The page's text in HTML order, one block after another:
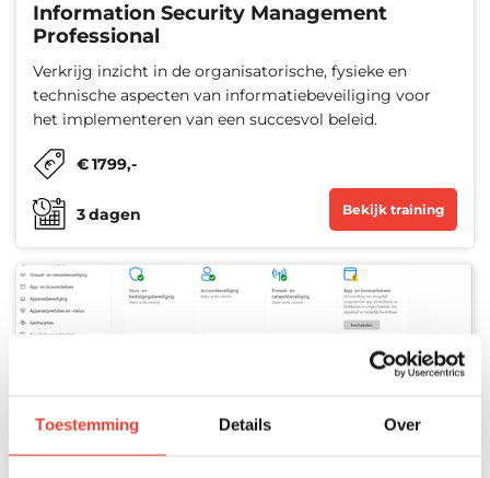
Toestemming Details Over
Information Security Management
Professional
Verkrijg inzicht in de organisatorische, fysieke en
technische aspecten van informatiebeveiliging voor
het implementeren van een succesvol beleid.
€1799,-
3dagen Bekijk training
Architect
Learn to design and evaluate cybersecurity strategies,